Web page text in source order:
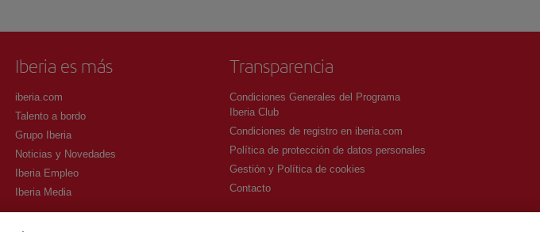
Iberia es más
iberia.com
Talento a bordo
Grupo Iberia
Noticias y Novedades
Iberia Empleo
Iberia Media
Transparencia
Condiciones Generales del Programa
Iberia Club
Condiciones de registro en iberia.com
Política de protección de datos personales
Gestión y Política de cookies
Contacto